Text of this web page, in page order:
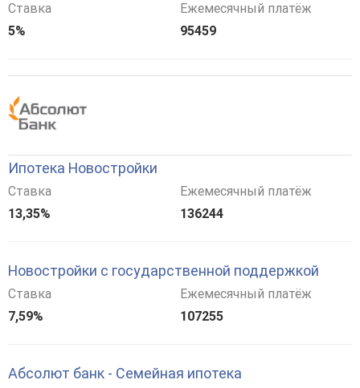
Ставка
5%
Ежемесячный платёж
95459
Ипотека Новостройки
Ставка
13,35%
Ежемесячный платёж
136244
Новостройки с государственной поддержкой
Ставка
7,59%
Ежемесячный платёж
107255
Абсолют банк - Семейная ипотека